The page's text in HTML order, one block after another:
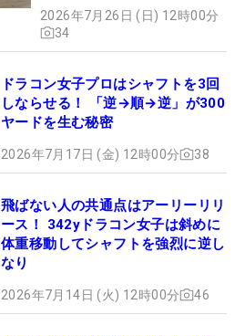
2026年7月26日 (日) 12時00分
34
ドラコン女子プロはシャフトを3回
しならせる！ 「逆→順→逆」が300
ヤードを生む秘密
2026年7月17日 (金) 12時00分 38
飛ばない人の共通点はアーリーリリ
ース！ 342yドラコン女子は斜めに
体重移動してシャフトを強烈に逆し
なり
2026年7月14日 (火) 12時00分 46